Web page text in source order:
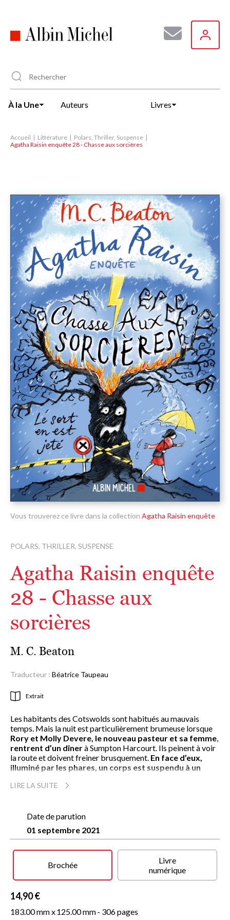
principal
À la Une Auteurs Livres
Accueil Littérature
Polars, Thriller, Suspense
Agatha Raisin enquête 28 - Chasse aux sorcières
Vous trouverez ce livre dans la collection Agatha Raisin enquête
POLARS, THRILLER, SUSPENSE
Agatha Raisin enquête
28 - Chasse aux
sorcières
M. C. Beaton
Traducteur : Béatrice Taupeau
Extrait
Les habitants des Cotswolds sont habitués au mauvais
temps. Mais la nuit est particulièrement brumeuse lorsque
Rory et Molly Devere, le nouveau pasteur et sa femme
rentrent d’un dînerà Sumpton Harcourt. Ils peinent à voir
la route et doivent freiner brusquement. En face d’eux,
illuminé par les phares, un corps est suspendu à un
Margaret Darby, une vieille célibataire, a été assassinée.
Ni une ni deux, Agatha Raisin saute sur l’occasion.
Sumpton Harcourt est un village isolé et peu hospitalier.
Lorsque deux meurtres viennent s’ajouter au premier,
Agatha commence à craindre pour sa vie. Et cette
assemblée de sorcières qui se réunit en ville ne fait rien pour
arranger les choses…
LIRE LA SUITE
Date de parution
01 septembre 2021
Brochée
Livre
numérique
14,90 €
183.00 mm x125.00 mm- 306 pages